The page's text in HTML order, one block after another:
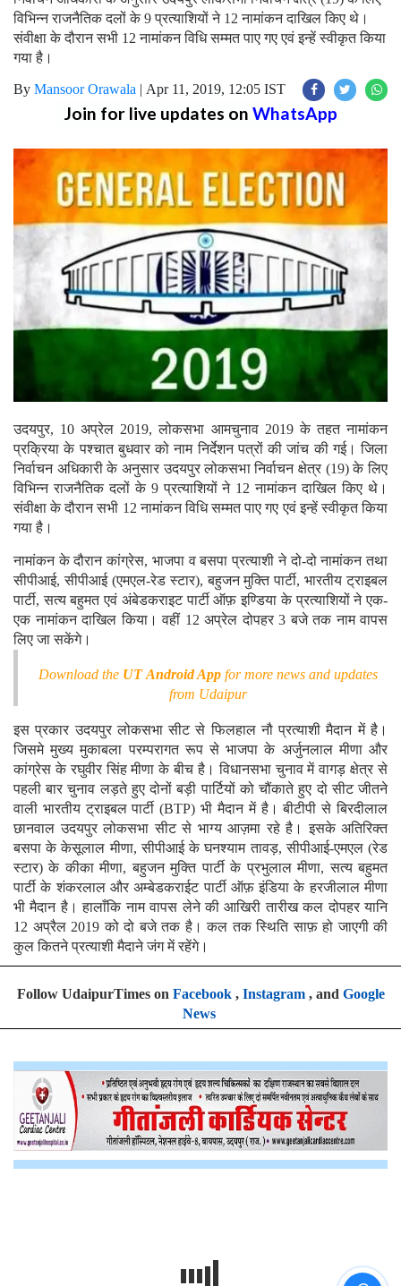
विभिन्न राजनैतिक दलों के 9 प्रत्याशियों ने 12 नामांकन दाखिल किए थे।
संवीक्षा के दौरान सभी 12 नामांकन विधि सम्मत पाए गए एवं इन्हें स्वीकृत किया
गया है।
By Mansoor Orawala | Apr 11, 2019, 12:05 IST
Join for live updates on WhatsApp
उदयपुर, 10 अप्रेल 2019, लोकसभा आमचुनाव 2019 के तहत नामांकन
प्रक्रिया के पश्चात बुधवार को नाम निर्देशन पत्रों की जांच की गई। जिला
निर्वाचन अधिकारी के अनुसार उदयपुर लोकसभा निर्वाचन क्षेत्र (19) के लिए
विभिन्न राजनैतिक दलों के 9 प्रत्याशियों ने 12 नामांकन दाखिल किए थे।
संवीक्षा के दौरान सभी 12 नामांकन विधि सम्मत पाए गए एवं इन्हें स्वीकृत किया
गया है।
नामांकन के दौरान कांग्रेस, भाजपा व बसपा प्रत्याशी ने दो-दो नामांकन तथा
सीपीआई, सीपीआई (एमएल-रेड स्टार), बहुजन मुक्ति पार्टी, भारतीय ट्राइबल
पार्टी, सत्य बहुमत एवं अंबेडकराइट पार्टी ऑफ़ इण्डिया के प्रत्याशियों ने एक-
एक नामांकन दाखिल किया। वहीं 12 अप्रेल दोपहर 3 बजे तक नाम वापस
लिए जा सकेंगे।
Download the UT Android App for more news and updates
from Udaipur
इस प्रकार उदयपुर लोकसभा सीट से फिलहाल नौ प्रत्याशी मैदान में है।
जिसमे मुख्य मुकाबला परम्परागत रूप से भाजपा के अर्जुनलाल मीणा और
कांग्रेस के रघुवीर सिंह मीणा के बीच है। विधानसभा चुनाव में वागड़ क्षेत्र से
पहली बार चुनाव लड़ते हुए दोनों बड़ी पार्टियों को चौंकाते हुए दो सीट जीतने
वाली भारतीय ट्राइबल पार्टी (BTP) भी मैदान में है। बीटीपी से बिरदीलाल
छानवाल उदयपुर लोकसभा सीट से भाग्य आज़मा रहे है। इसके अतिरिक्त
बसपा के केसूलाल मीणा, सीपीआई के घनश्याम तावड़, सीपीआई-एमएल (रेड
स्टार) के कीका मीणा, बहुजन मुक्ति पार्टी के प्रभुलाल मीणा, सत्य बहुमत
पार्टी के शंकरलाल और अम्बेडकराईट पार्टी ऑफ़ इंडिया के हरजीलाल मीणा
भी मैदान है। हालाँकि नाम वापस लेने की आखिरी तारीख कल दोपहर यानि
12 अप्रैल 2019 को दो बजे तक है। कल तक स्थिति साफ़ हो जाएगी की
कुल कितने प्रत्याशी मैदाने जंग में रहेंगे।
Follow UdaipurTimes on Facebook, Instagram, and Google
News